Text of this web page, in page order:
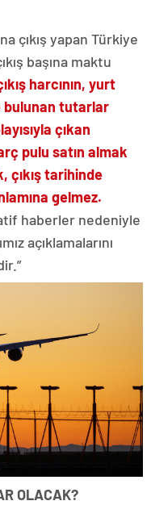
çıkış yapan Türkiye
başına maktu
harcının, yurt
bulunan tutarlar
çıkan
pulu satın almak
çıkış tarihinde
gelmez.
haberler nedeniyle
açıklamalarını
OLACAK?